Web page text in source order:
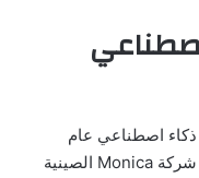
اصطناعي عام
(General AI Agent) تم تطويره بواسطة شركة Monica الصينية